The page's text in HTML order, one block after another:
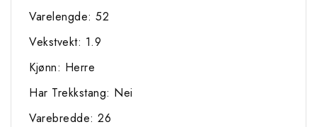
Varelengde: 52
Vekstvekt: 1.9
Kjønn: Herre
Har Trekkstang: Nei
Varebredde: 26